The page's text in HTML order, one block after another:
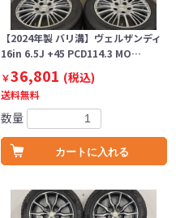
【2024年製 バリ溝】ヴェルザンディ
16in 6.5J +45 PCD114.3 MO…
￥36,801 (税込)
送料無料
数量
カートに入れる